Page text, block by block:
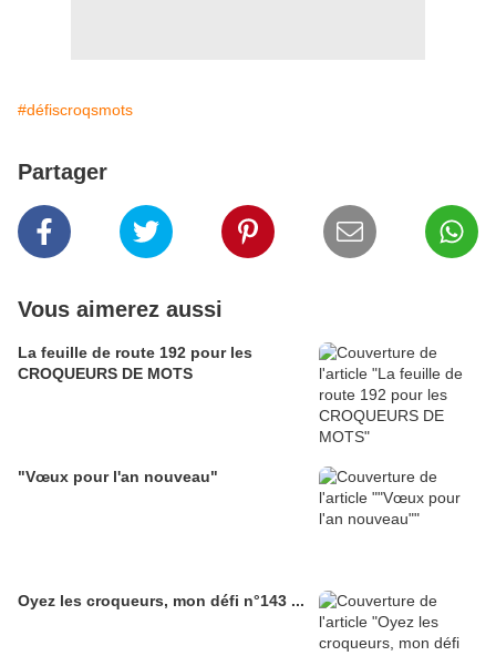
#défiscroqsmots
Partager
Vous aimerez aussi
La feuille de route 192 pour les
CROQUEURS DE MOTS
"Vœux pour l'an nouveau"
Oyez les croqueurs, mon défi n°143 ...